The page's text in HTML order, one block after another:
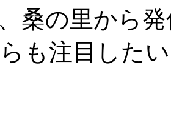
桑の里から
も注目した